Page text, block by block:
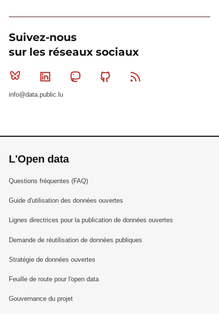
Suivez-nous
sur les réseaux sociaux
Bluesky Linkedin MastodonGithub
info@data.public.lu
L'Open data
Questions fréquentes (FAQ)
Guide d'utilisation des données ouvertes
Lignes directrices pour la publication de données ouvertes
Demande de réutilisation de données publiques
Stratégie de données ouvertes
Feuille de route pour l'open data
Gouvernance du projet